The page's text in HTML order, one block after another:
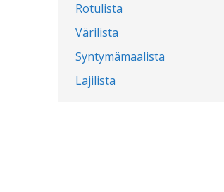
Rotulista
Värilista
Syntymämaalista
Lajilista